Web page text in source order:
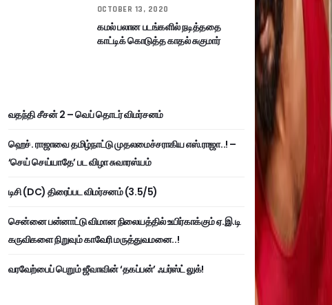
OCTOBER 13, 2020
கமல் பலான படங்களில் நடித்ததை
காட்டிக் கொடுத்த காதல் சுகுமார்
வதந்தி சீசன் 2 – வெப் தொடர் விமர்சனம்
ஹெச். ராஜாவை தமிழ்நாட்டு முதலமைச்சராகிய எஸ்.ராஜா..! –
‘செய் செய்யாதே’ பட விழா சுவாரஸ்யம்
டிசி (DC) திரைப்பட விமர்சனம் (3.5/5)
சென்னை பன்னாட்டு விமான நிலையத்தில் உயிர்காக்கும் ஏ.இ.டி
கருவிகளை நிறுவும் காவேரி மருத்துவமனை..!
வரவேற்பைப் பெறும் ஜீவாவின் ‘தகப்பன்’ ஃபர்ஸ்ட் லுக்!